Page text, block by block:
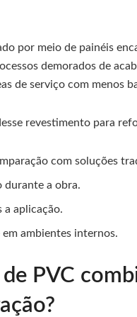
por meio de painéis
demorados de
de serviço com menos
revestimento para
com soluções
durante a obra.
a aplicação.
em ambientes internos.
PVC